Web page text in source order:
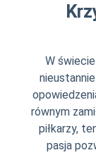
W
równym
piłkarzy,
pasja